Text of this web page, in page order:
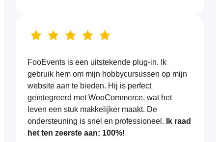
FooEvents is een uitstekende plug-in. Ik
gebruik hem om mijn hobbycursussen op mijn
website aan te bieden. Hij is perfect
geïntegreerd met WooCommerce, wat het
leven een stuk makkelijker maakt. De
ondersteuning is snel en professioneel. Ik raad
het ten zeerste aan: 100%!